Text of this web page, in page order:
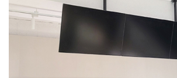
성함 - 이*진
지역 - 수도권-서울/인천/김포등 경기도
날짜 - 2026-08-07 13:44:46
성함 - 이*수